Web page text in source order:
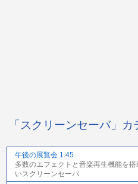
「スクリーンセーバ」
午後の展覧会 1.45
多数のエフェクトと音楽再生機能を
いスクリーンセーバ